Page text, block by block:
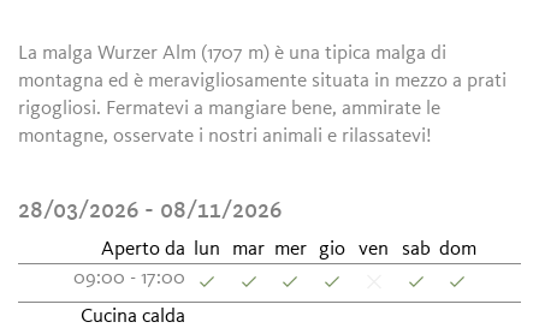
La malga Wurzer Alm (1707 m) è una tipica malga di
montagna ed è meravigliosamente situata in mezzo a prati
rigogliosi. Fermatevi a mangiare bene, ammirate le
montagne, osservate i nostri animali e rilassatevi!
28/03/2026 - 08/11/2026
Aperto da lun mar mer gio ven sab dom
09:00 - 17:00
Cucina calda